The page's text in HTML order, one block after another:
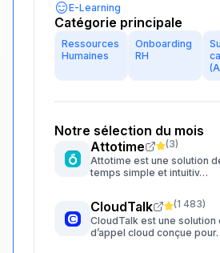
E-Learning
Catégorie principale
Ressources
Humaines
Onboarding
RH
Notre sélection du mois
Attotime
(3)
Attotime est une solution
temps simple et intuitiv…
CloudTalk (1 483)
CloudTalk est une solution
d’appel cloud conçue